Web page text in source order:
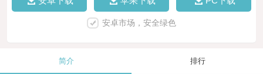
安卓市场，安全绿色
简介 排行